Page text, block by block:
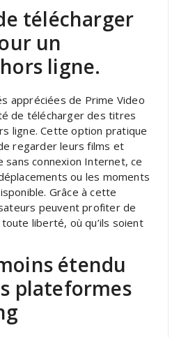
télécharger
un
ligne.
appréciées de Prime Video
de télécharger des titres
ligne. Cette option pratique
regarder leurs films et
connexion Internet, ce
ou les moments
Grâce à cette
peuvent profiter de
liberté, où qu’ils soient
étendu
plateformes